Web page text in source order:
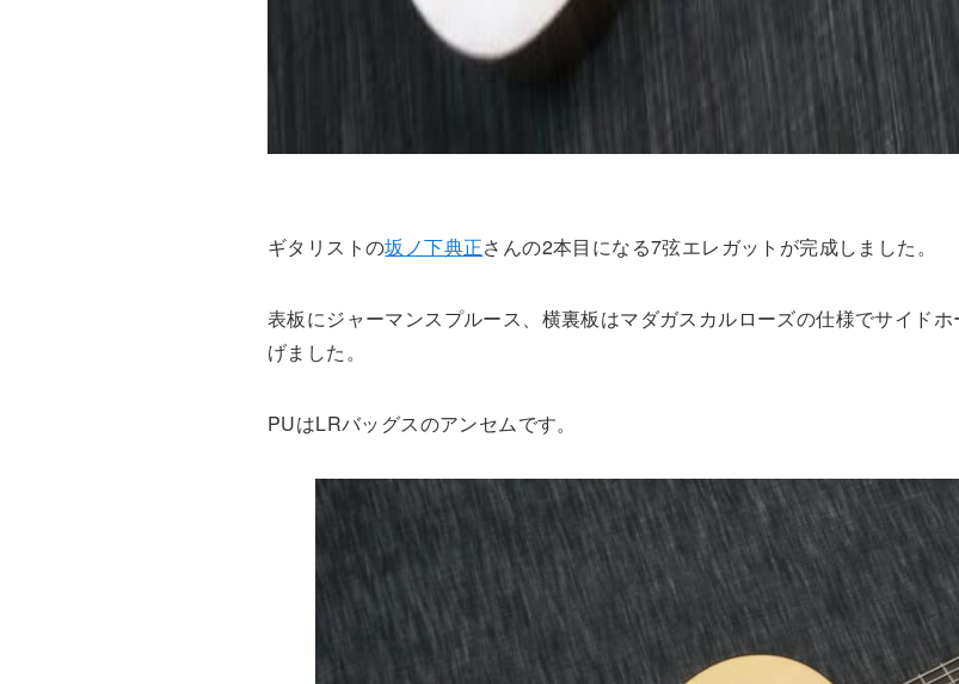
ギタリストの坂ノ下典正さんの2本目になる7弦エレガットが完成しました。
表板にジャーマンスプルース、横裏板はマダガスカルローズの仕様でサイド
げました。
PUはLRバッグスのアンセムです。